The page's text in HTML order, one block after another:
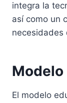
integra la
así como un
necesidades
Modelo
El modelo